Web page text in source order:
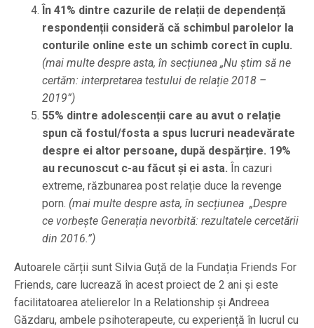
În 41% dintre cazurile de relații de dependență
respondenții consideră că schimbul parolelor la
conturile online este un schimb corect în cuplu.
(mai multe despre asta, în secțiunea „Nu știm să ne
certăm: interpretarea testului de relație 2018 –
2019”)
55% dintre adolescenții care au avut o relație
spun că fostul/fosta a spus lucruri neadevărate
despre ei altor persoane, după despărțire. 19%
au recunoscut c-au făcut și ei asta. În cazuri
extreme, răzbunarea post relație duce la revenge
porn. (mai multe despre asta, în secțiunea „Despre
ce vorbește Generația nevorbită: rezultatele cercetării
din 2016.”)
Autoarele cărții sunt Silvia Guță de la Fundația Friends For
Friends, care lucrează în acest proiect de 2 ani și este
facilitatoarea atelierelor In a Relationship și Andreea
Găzdaru, ambele psihoterapeute, cu experiență în lucrul cu